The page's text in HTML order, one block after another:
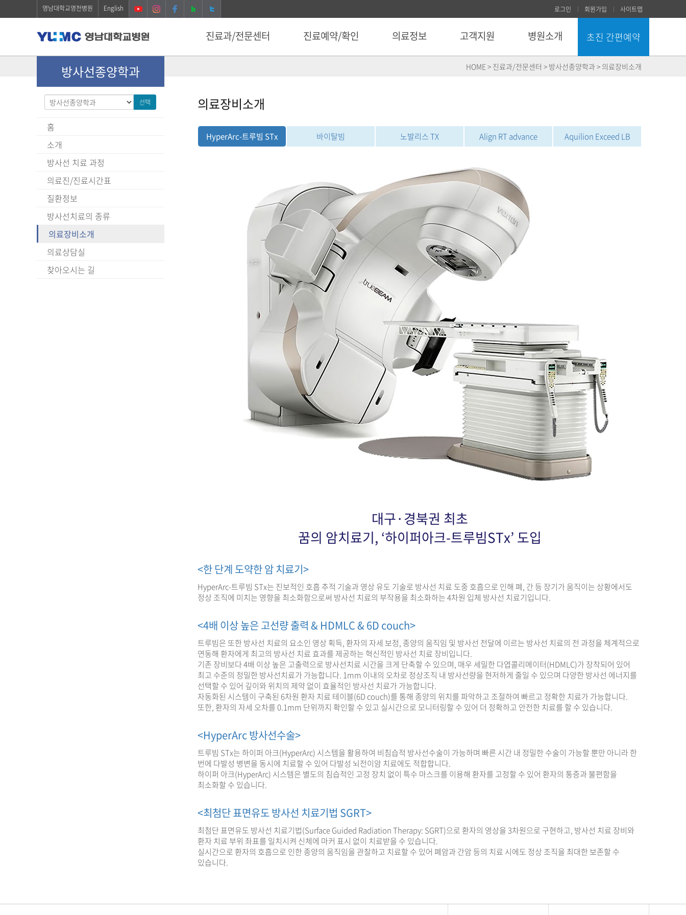
영남대학교영천병원 English 로그인 회원가입 사이트맵
진료과/전문센터 진료예약/확인 의료정보 고객지원 병원소개
닫기
초진 간편예약
방사선종양학과 HOME > 진료과/전문센터 > 방사선종양학과 > 의료장비소개
선택
홈
소개
방사선 치료 과정
의료진/진료시간표
질환정보
방사선치료의 종류
의료장비소개
의료상담실
찾아오시는 길
의료장비소개
HyperArc-트루빔 STx 바이탈빔 노발리스 TX Align RT advance Aquilion Exceed LB
대구·경북권 최초
꿈의 암치료기, ‘하이퍼아크-트루빔STx’ 도입
<한 단계 도약한 암 치료기>
HyperArc-트루빔 STx는 진보적인 호흡 추적 기술과 영상 유도 기술로 방사선 치료 도중 호흡으로 인해 폐, 간 등 장기가 움직이는 상황에서도
정상 조직에 미치는 영향을 최소화함으로써 방사선 치료의 부작용을 최소화하는 4차원 입체 방사선 치료기입니다.
<4배 이상 높은 고선량 출력 & HDMLC & 6D couch>
트루빔은 또한 방사선 치료의 요소인 영상 획득, 환자의 자세 보정, 종양의 움직임 및 방사선 전달에 이르는 방사선 치료의 전 과정을 체계적으로
연동해 환자에게 최고의 방사선 치료 효과를 제공하는 혁신적인 방사선 치료 장비입니다.
기존 장비보다 4배 이상 높은 고출력으로 방사선치료 시간을 크게 단축할 수 있으며, 매우 세밀한 다엽콜리메이터(HDMLC)가 장착되어 있어
최고 수준의 정밀한 방사선치료가 가능합니다. 1mm 이내의 오차로 정상조직 내 방사선량을 현저하게 줄일 수 있으며 다양한 방사선 에너지를
선택할 수 있어 깊이와 위치의 제약 없이 효율적인 방사선 치료가 가능합니다.
자동화된 시스템이 구축된 6차원 환자 치료 테이블(6D couch)를 통해 종양의 위치를 파악하고 조절하여 빠르고 정확한 치료가 가능합니다.
또한, 환자의 자세 오차를 0.1mm 단위까지 확인할 수 있고 실시간으로 모니터링할 수 있어 더 정확하고 안전한 치료를 할 수 있습니다.
<HyperArc 방사선수술>
트루빔 STx는 하이퍼 아크(HyperArc) 시스템을 활용하여 비침습적 방사선수술이 가능하며 빠른 시간 내 정밀한 수술이 가능할 뿐만 아니라 한
번에 다발성 병변을 동시에 치료할 수 있어 다발성 뇌전이암 치료에도 적합합니다.
하이퍼 아크(HyperArc) 시스템은 별도의 침습적인 고정 장치 없이 특수 마스크를 이용해 환자를 고정할 수 있어 환자의 통증과 불편함을
최소화할 수 있습니다.
<최첨단 표면유도 방사선 치료기법 SGRT>
최첨단 표면유도 방사선 치료기법(Surface Guided Radiation Therapy: SGRT)으로 환자의 영상을 3차원으로 구현하고, 방사선 치료 장비와
환자 치료 부위 좌표를 일치시켜 신체에 마커 표시 없이 치료받을 수 있습니다.
실시간으로 환자의 호흡으로 인한 종양의 움직임을 관찰하고 치료할 수 있어 폐암과 간암 등의 치료 시에도 정상 조직을 최대한 보존할 수
있습니다.